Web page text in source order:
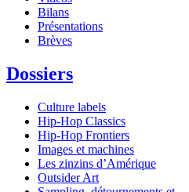
Bilans
Présentations
Brèves
Dossiers
Culture labels
Hip-Hop Classics
Hip-Hop Frontiers
Images et machines
Les zinzins d’Amérique
Outsider Art